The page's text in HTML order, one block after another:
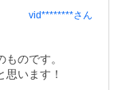
vid********さん
のです。
います！